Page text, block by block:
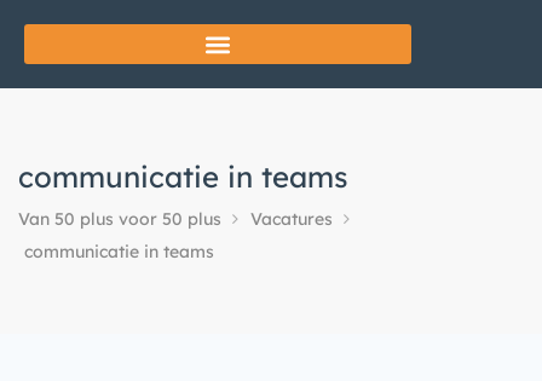
communicatie in teams
Van 50 plus voor 50 plus
Vacatures
communicatie in teams